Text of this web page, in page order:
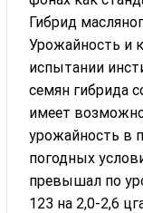
Гибрид
Урожайность и
испытании
семян гибрида
имеет
урожайность в
погодных
превышал по
123 на 2,0-2,6